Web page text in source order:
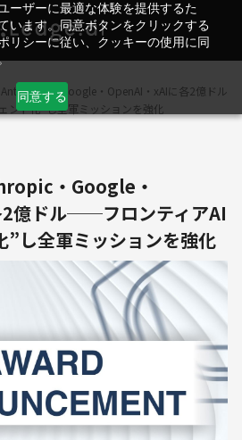
ーザーに最適な体験を提供するた
います。同意ボタンをクリックする
リシーに従い、クッキーの使用に同
同意する・Google・OpenAI・xAIに各2億ドル
ント化”し全軍ミッションを強化
・Google・
億ドル──フロンティアAI
”し全軍ミッションを強化